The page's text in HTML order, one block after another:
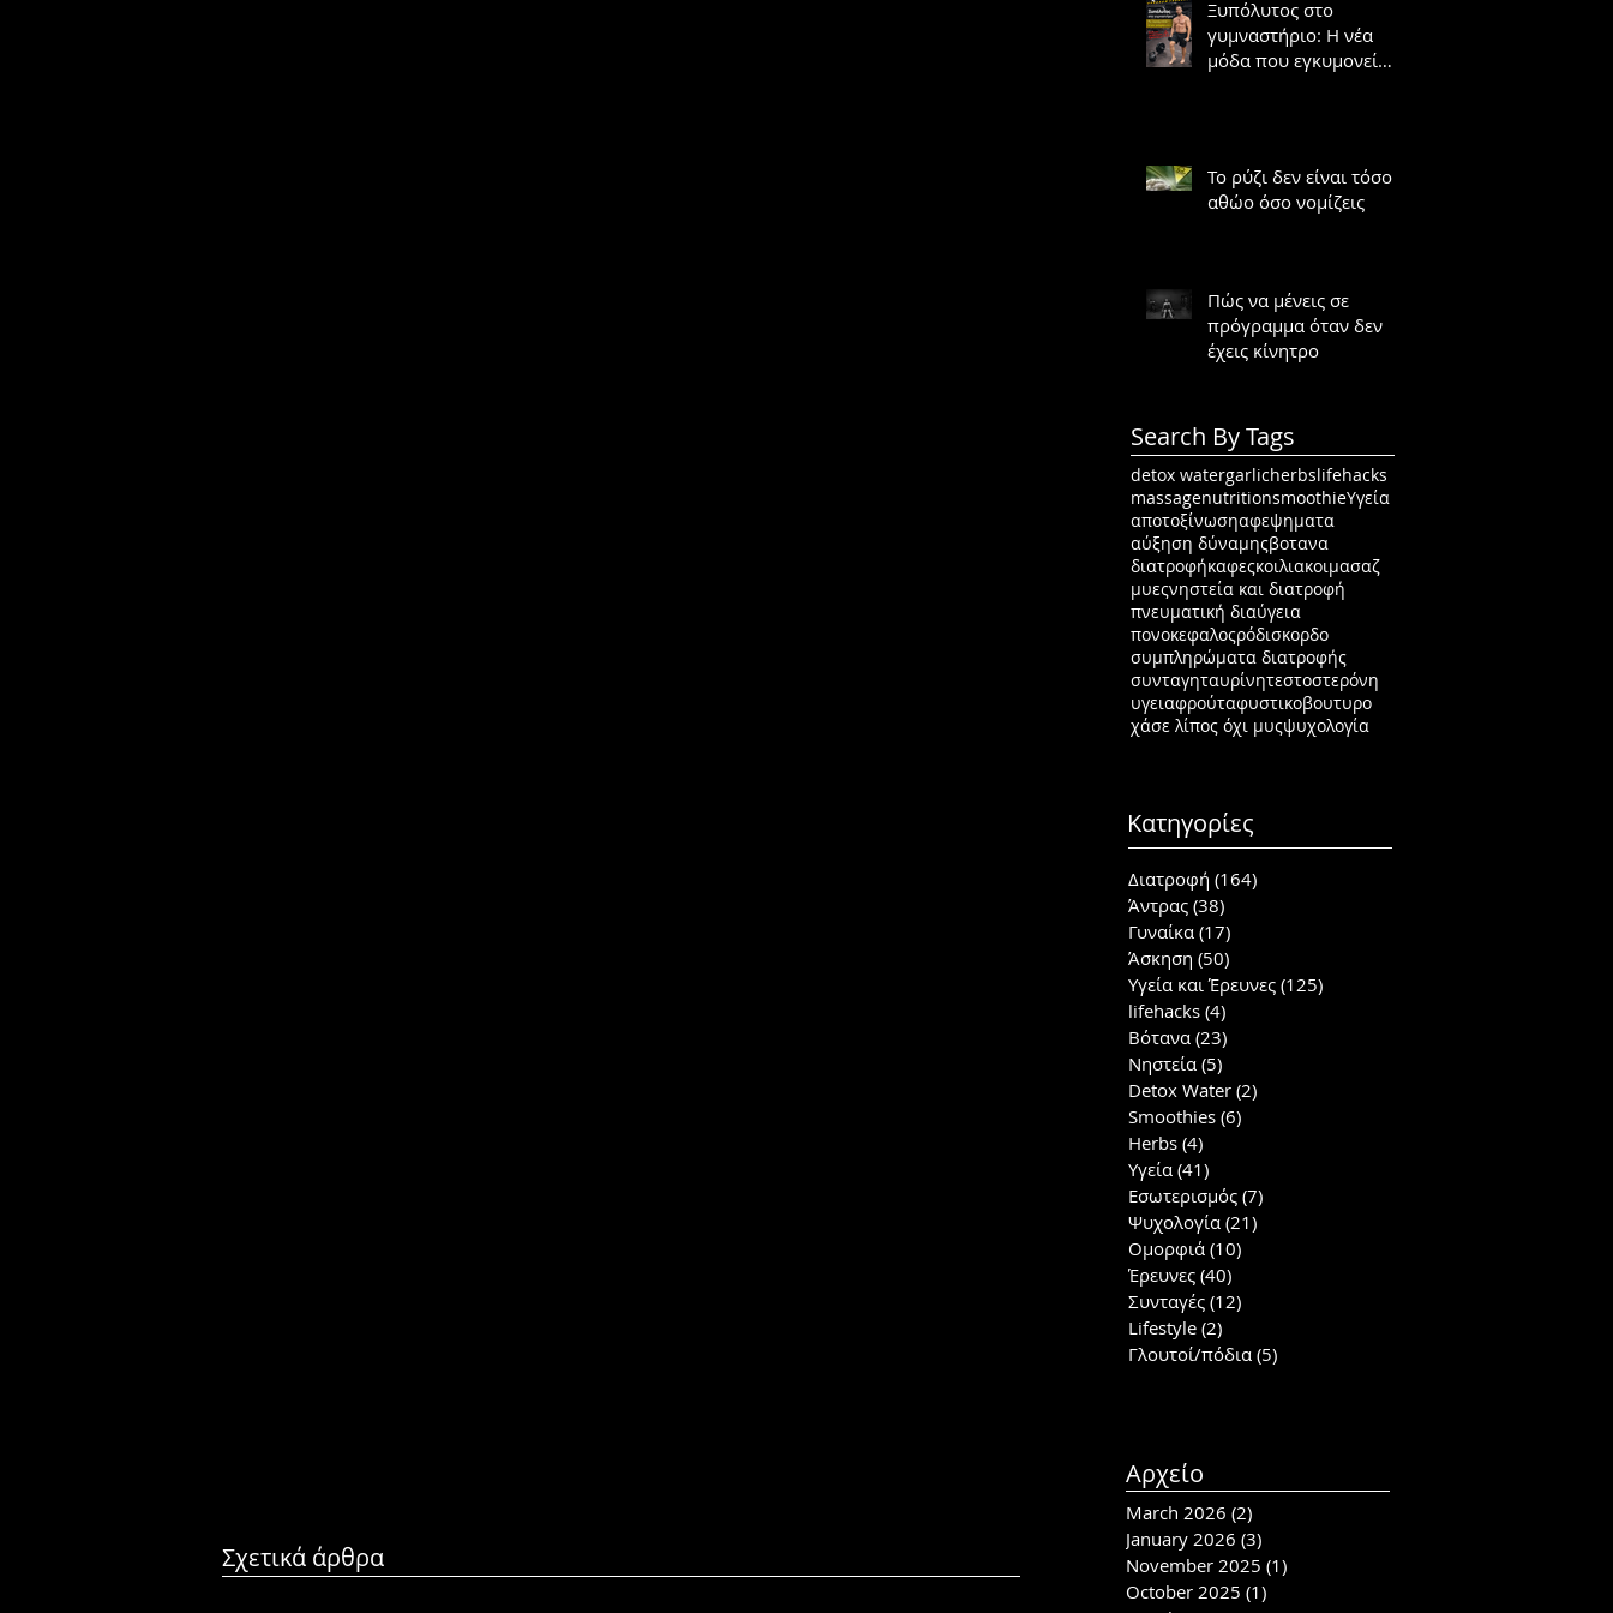
Ξυπόλυτος στο
γυμναστήριο: Η νέα
μόδα που εγκυμονεί
Το ρύζι δεν είναι τόσο
αθώο όσο νομίζεις
Πώς να μένεις σε
πρόγραμμα όταν δεν
έχεις κίνητρο
Search By Tags
detox watergarlicherbslifehacks
massagenutritionsmoothieΥγεία
αποτοξίνωσηαφεψηματα
αύξηση δύναμηςβοτανα
διατροφήκαφεςκοιλιακοιμασαζ
μυεςνηστεία και διατροφή
πνευματική διαύγεια
πονοκεφαλοςρόδισκορδο
συμπληρώματα διατροφής
συνταγηταυρίνητεστοστερόνη
υγειαφρούταφυστικοβουτυρο
χάσε λίπος όχι μυςψυχολογία
Κατηγορίες
Διατροφή (164)
Άντρας (38)
Γυναίκα (17)
Άσκηση (50)
Υγεία και Έρευνες (125)
lifehacks (4)
Βότανα (23)
Νηστεία (5)
Detox Water (2)
Smoothies (6)
Herbs (4)
Υγεία (41)
Εσωτερισμός (7)
Ψυχολογία (21)
Ομορφιά (10)
Έρευνες (40)
Συνταγές (12)
Lifestyle (2)
Γλουτοί/πόδια (5)
Αρχείο
Σχετικά άρθρα
March 2026 (2)
January 2026 (3)
November 2025 (1)
October 2025 (1)